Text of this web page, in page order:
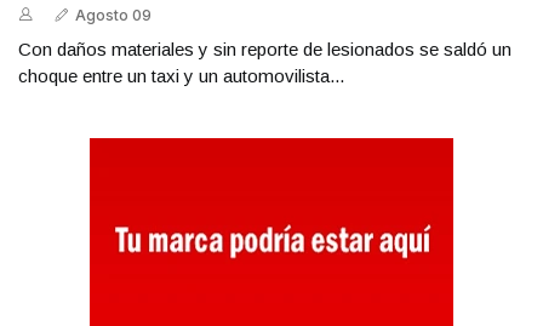
Agosto 09
Con daños materiales y sin reporte de lesionados se saldó un
choque entre un taxi y un automovilista...